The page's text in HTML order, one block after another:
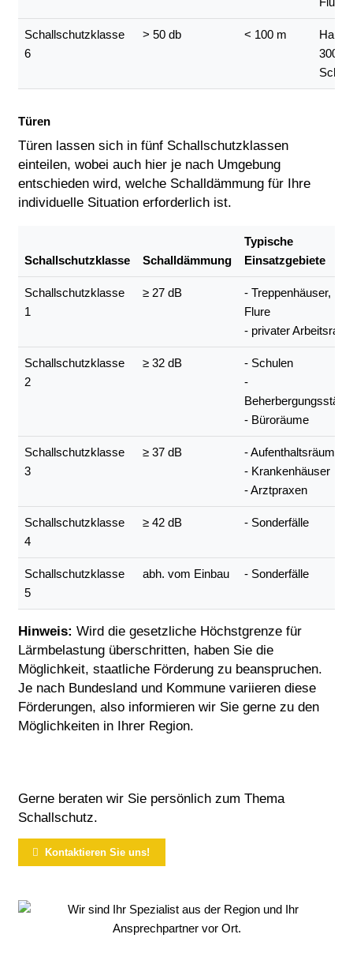
Schallschutzklasse
6
> 50 db < 100 m
Türen
Türen lassen sich in fünf Schallschutzklassen
einteilen, wobei auch hier je nach Umgebung
entschieden wird, welche Schalldämmung für Ihre
individuelle Situation erforderlich ist.
Schallschutzklasse Schalldämmung
Typische
Einsatzgebiete
Schallschutzklasse
1
≥ 27 dB
- Treppenhäuser,
Flure
- privater
Schallschutzklasse
2
≥ 32 dB
- Schulen
-
- Büroräume
Schallschutzklasse
3
≥ 37 dB
- Aufenthaltsräume
- Krankenhäuser
- Arztpraxen
Schallschutzklasse
4
≥ 42 dB - Sonderfälle
Schallschutzklasse
5
abh. vom Einbau - Sonderfälle
Hinweis: Wird die gesetzliche Höchstgrenze für
Lärmbelastung überschritten, haben Sie die
Möglichkeit, staatliche Förderung zu beanspruchen.
Je nach Bundesland und Kommune variieren diese
Förderungen, also informieren wir Sie gerne zu den
Möglichkeiten in Ihrer Region.
Gerne beraten wir Sie persönlich zum Thema
Schallschutz.
Kontaktieren Sie uns!